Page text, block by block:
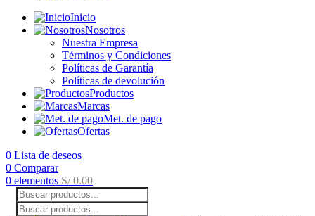
Inicio
Nosotros
Nuestra Empresa
Términos y Condiciones
Políticas de Garantía
Políticas de devolución
Productos
Marcas
Met. de pago
Ofertas
0 Lista de deseos
0 Comparar
0 elementos S/0.00